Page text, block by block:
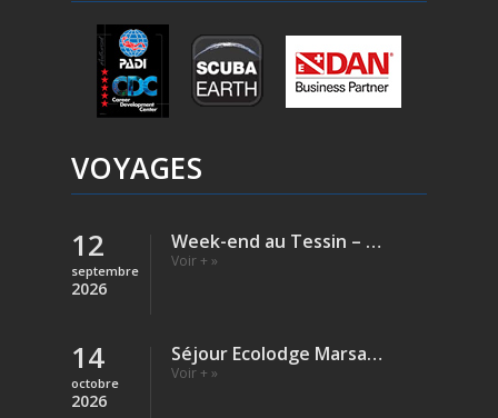
VOYAGES
12
septembre
2026
Week-end au Tessin – Verzasca (Rivière)
Voir + »
14
octobre
2026
Séjour Ecolodge Marsa Shagra – Egypte
Voir + »